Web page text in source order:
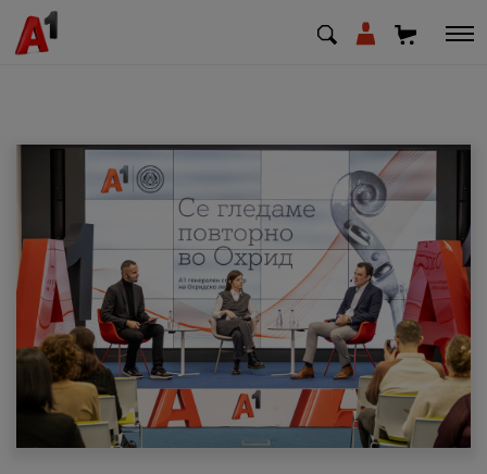
МК SQ
Приватни Деловни
Поддршка
Надополни кредит